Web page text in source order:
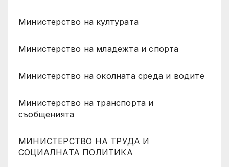
Министерство на културата
Министерство на младежта и спорта
Министерство на околната среда и водите
Министерство на транспорта и
съобщенията
МИНИСТЕРСТВО НА ТРУДА И
СОЦИАЛНАТА ПОЛИТИКА